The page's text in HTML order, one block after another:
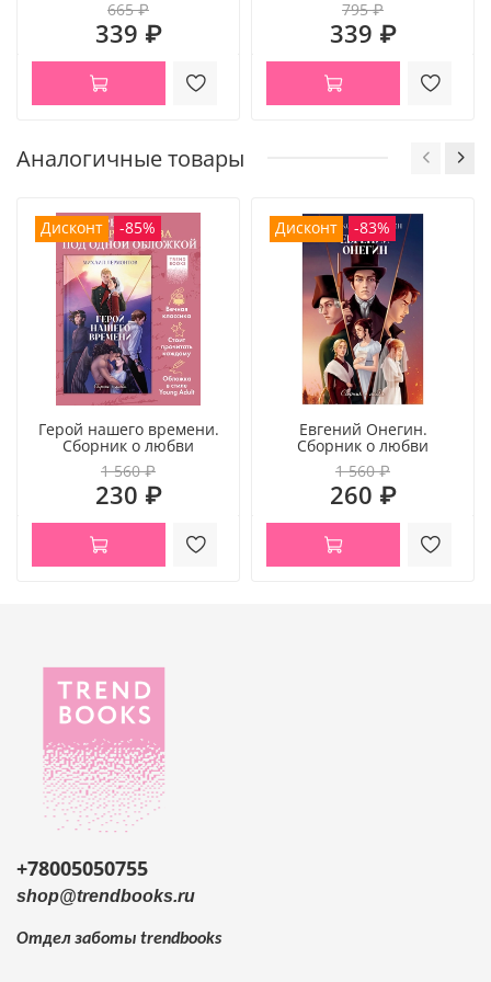
665 ₽
339 ₽
795 ₽
339 ₽
Аналогичные товары
Дисконт -85%
Герой нашего времени.
Сборник о любви
1 560 ₽
230 ₽
Дисконт -83%
Евгений Онегин.
Сборник о любви
1 560 ₽
260 ₽
+78005050755
shop@trendbooks.ru
Отдел заботы trendbooks